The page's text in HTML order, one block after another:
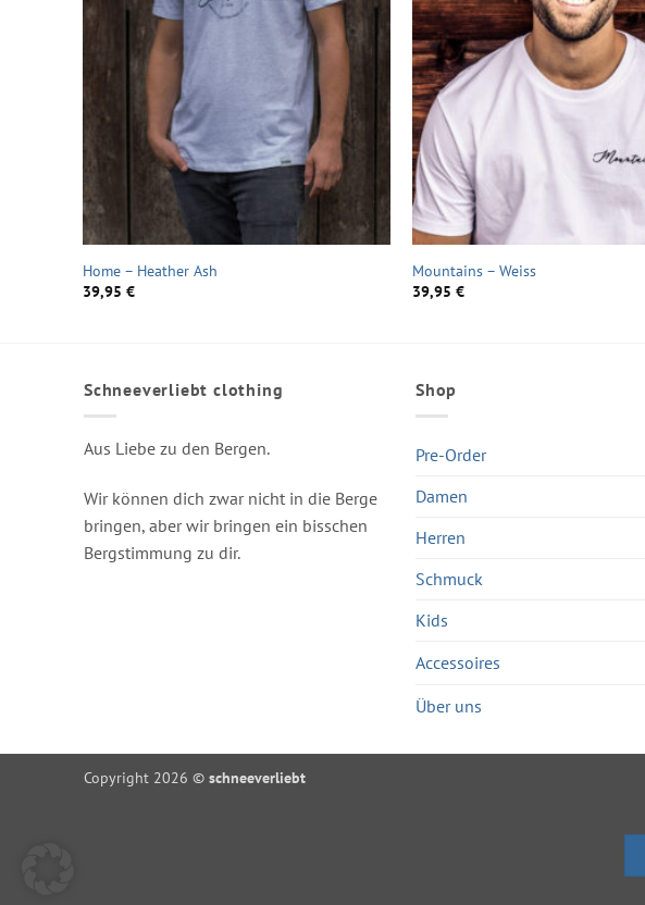
Home – Heather Ash
39,95 €
Mountains – Weiss
39,95 €
Schneeverliebt clothing
Aus Liebe zu den Bergen.
Wir können dich zwar nicht in die Berge
bringen, aber wir bringen ein bisschen
Bergstimmung zu dir.
Shop
Pre-Order
Damen
Herren
Schmuck
Kids
Accessoires
Über uns
Copyright 2026 © schneeverliebt